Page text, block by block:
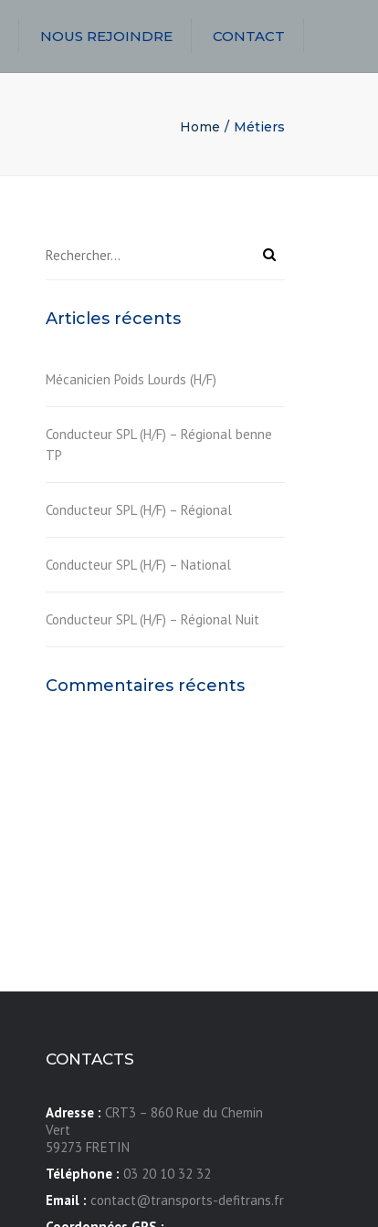
NOUS REJOINDRE CONTACT
Home Métiers
Articles récents
Mécanicien Poids Lourds (H/F)
Conducteur SPL (H/F) – Régional benne
TP
Conducteur SPL (H/F) – Régional
Conducteur SPL (H/F) – National
Conducteur SPL (H/F) – Régional Nuit
Commentaires récents
CONTACTS
Adresse : CRT3 – 860 Rue du Chemin
Vert
59273 FRETIN
Téléphone : 03 20 10 32 32
Email : contact@transports-defitrans.fr